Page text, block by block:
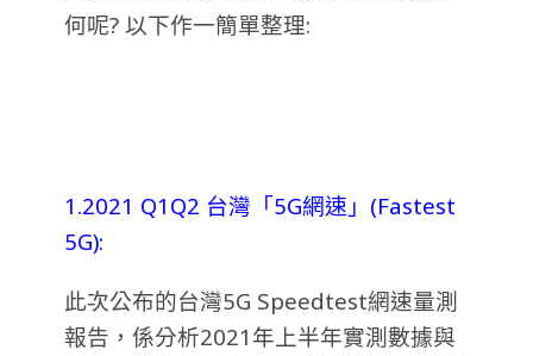
何呢? 以下作一簡單整理:
1.2021 Q1Q2 台灣「5G網速」(Fastest
5G):
此次公布的台灣5G Speedtest網速量測
報告，係分析2021年上半年實測數據與